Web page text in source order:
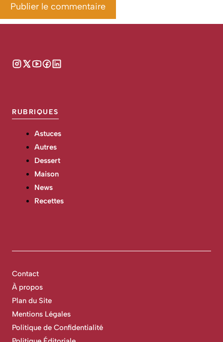
RUBRIQUES
Astuces
Autres
Dessert
Maison
News
Recettes
Contact
À propos
Plan du Site
Mentions Légales
Politique de Confidentialité